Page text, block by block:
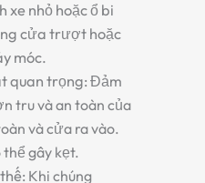
xe nhỏ hoặc ổ bi
cửa trượt hoặc
móc.
quan trọng: Đảm
tru và an toàn của
và cửa ra vào.
thể gây kẹt.
Khi chúng